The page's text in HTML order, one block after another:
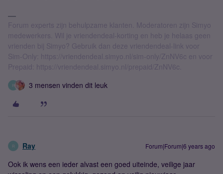
Forum experts zijn behulpzame klanten. Moderatoren zijn Simyo
medewerkers. Wil je vriendendeal-korting en heb je helaas geen
vrienden bij Simyo? Gebruik dan deze vriendendeal-link voor
Sim-Only: https://vriendendeal.simyo.nl/sim-only/ZnNV6c en voor
Prepaid: https://vriendendeal.simyo.nl/prepaid/ZnNV6c.
R 3 mensen vinden dit leuk
R Ray Forum|Forum|6 years ago
Ook ik wens een ieder alvast een goed uiteinde, veilige jaar